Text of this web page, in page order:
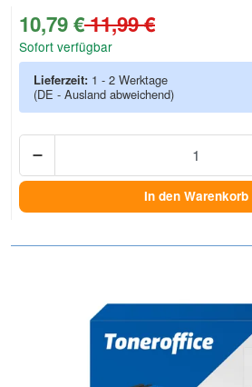
10,79 €11,99 €
Sofort verfügbar
Lieferzeit: 1 - 2 Werktage
(DE - Ausland abweichend)
In den Warenkorb